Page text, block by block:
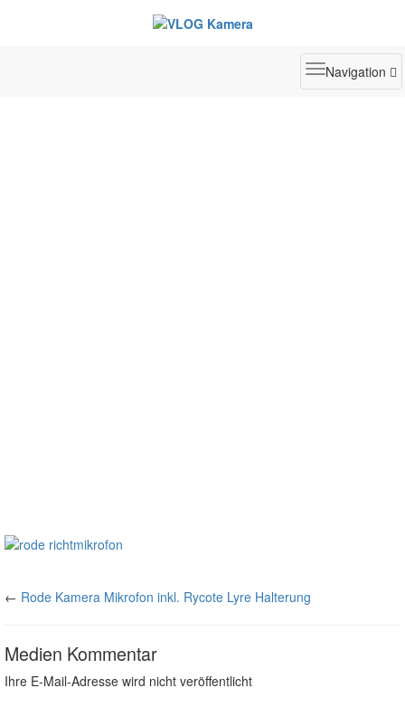
Toggle
Navigation
← Rode Kamera Mikrofon inkl. Rycote Lyre Halterung
Medien Kommentar
Ihre E-Mail-Adresse wird nicht veröffentlicht